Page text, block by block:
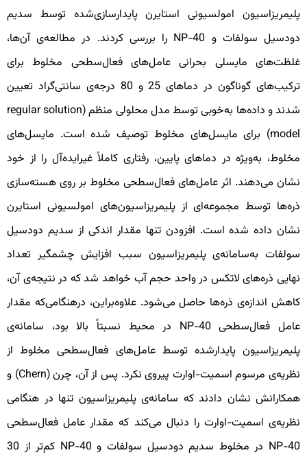
پلیمریزاسیون امولسیونی استایرن پایدارسازی‌شده توسط سدیم
دودسیل سولفات و NP-40 را بررسی کردند. در مطالعه‌ی آن‌ها،
غلظت‌های مایسلی بحرانی عامل‌های فعال‌سطحی مخلوط برای
ترکیب‌های گوناگون در دماهای 25 و 80 درجه‌ی سانتی‌گراد تعیین
شدند و داده‌ها به‌خوبی توسط مدل محلولی منظم (regular solution
model) برای مایسل‌های مخلوط توصیف شده است. مایسل‌های
مخلوط، به‌ویژه در دماهای پایین، رفتاری کاملاً غیرایده‌آل را از خود
نشان می‌دهند. اثر عامل‌های فعال‌سطحی مخلوط بر روی هسته‌سازی
ذره‌ها توسط مجموعه‌ای از پلیمریزاسیون‌های امولسیونی استایرن
نشان داده شده است. افزودن تنها مقدار اندکی از سدیم دودسیل
سولفات به‌سامانه‌ی پلیمریزاسیون سبب افزایش چشمگیر تعداد
نهایی ذره‌های لاتکس در واحد حجم آب خواهد شد که در نتیجه‌ی آن،
کاهش اندازه‌ی ذره‌ها حاصل می‌شود. علاوه‌براین، درهنگامی‌که مقدار
عامل فعال‌سطحی NP-40 در محیط نسبتاً بالا بود، سامانه‌ی
پلیمریزاسیون پایدارشده توسط عامل‌های فعال‌سطحی مخلوط از
نظریه‌ی مرسوم اسمیت-اوارت پیروی نکرد. پس از آن، چرن (Chern) و
همکارانش نشان دادند که سامانه‌ی پلیمریزاسیون تنها در هنگامی
نظریه‌ی اسمیت-اوارت را دنبال می‌کند که مقدار عامل فعال‌سطحی
NP-40 در مخلوط سدیم دودسیل سولفات و NP-40 کم‌تر از 30